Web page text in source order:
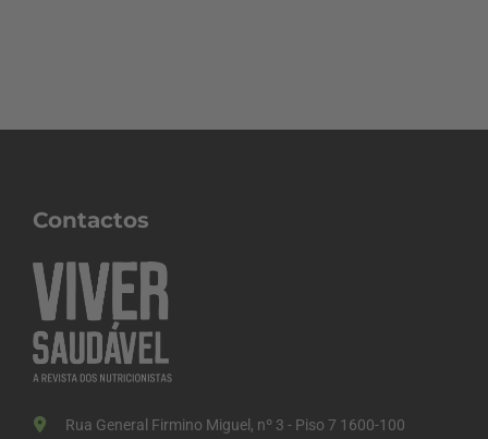
Contactos
Rua General Firmino Miguel, nº 3 - Piso 7 1600-100